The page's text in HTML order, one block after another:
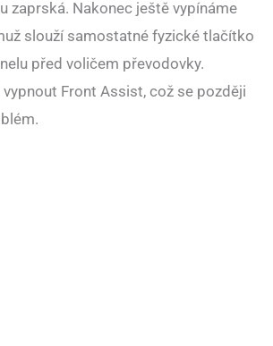
zaprská. Nakonec ještě vypínáme
slouží samostatné fyzické tlačítko
před voličem převodovky.
vypnout Front Assist, což se později